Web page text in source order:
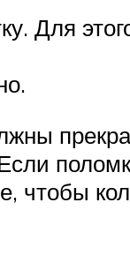
Для
Если
чтобы